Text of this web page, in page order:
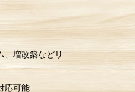
、増改築などリ
応可能